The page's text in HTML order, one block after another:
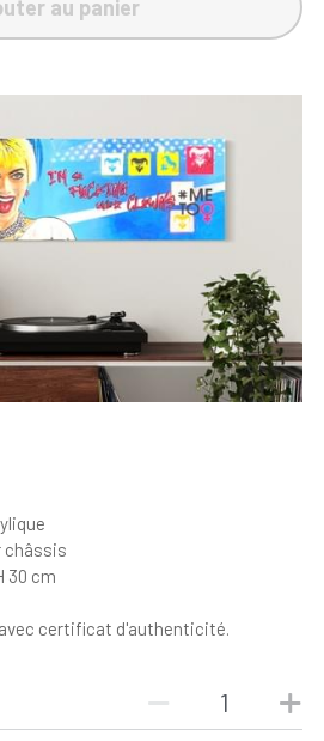
au panier
châssis
30 cm
certificat d'authenticité.